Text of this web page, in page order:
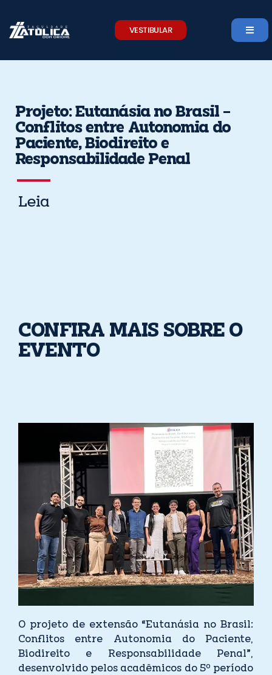
content
VESTIBULAR
Projeto: Eutanásia no Brasil –
Conflitos entre Autonomia do
Paciente, Biodireito e
Responsabilidade Penal
Leia
CONFIRA MAIS SOBRE O
EVENTO
O projeto de extensão “Eutanásia no Brasil:
Conflitos entre Autonomia do Paciente,
Biodireito e Responsabilidade Penal”,
desenvolvido pelos acadêmicos do 5º período